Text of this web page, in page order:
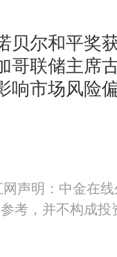
尔和平奖获
哥联储主席
响市场风险
声明：中金在
考，并不构成